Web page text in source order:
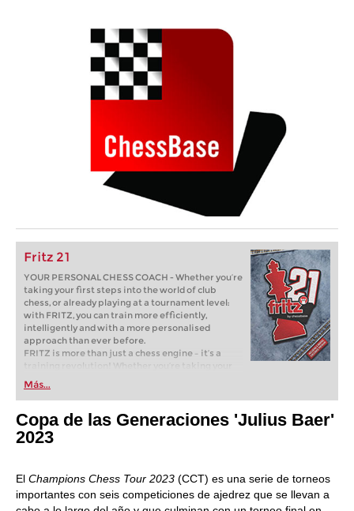
Fritz 21
YOUR PERSONAL CHESS COACH - Whether you’re
taking your first steps into the world of club
chess, or already playing at a tournament level:
with FRITZ, you can train more efficiently,
intelligently and with a more personalised
approach than ever before.
FRITZ is more than just a chess engine – it’s a
training revolution! Whether you’re taking your
first steps into the world of club chess, or already
playing at a tournament level: with FRITZ, you can
train more efficiently, intelligently and with a
more personalised approach than ever before.
Más...
Copa de las Generaciones 'Julius Baer'
2023
El Champions Chess Tour 2023 (CCT) es una serie de torneos
importantes con seis competiciones de ajedrez que se llevan a